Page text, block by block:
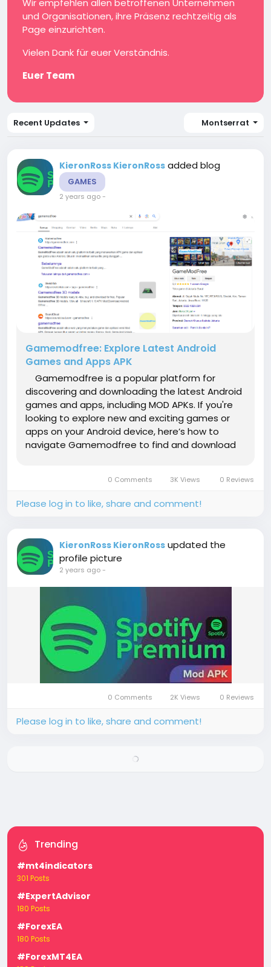
Wir empfehlen allen betroffenen Unternehmen
und Organisationen, ihre Präsenz rechtzeitig als
Page einzurichten.
Vielen Dank für euer Verständnis.
Euer Team
Recent Updates Montserrat
KieronRoss KieronRoss added blog
GAMES
2 years ago-
Gamemodfree: Explore Latest Android
Games and Apps APK
Gamemodfree is a popular platform for
discovering and downloading the latest Android
games and apps, including MOD APKs. If you're
looking to explore new and exciting games or
apps on your Android device, here’s how to
navigate Gamemodfree to find and download
0 Comments 3K Views 0 Reviews
Please log in to like, share and comment!
KieronRoss KieronRoss updated the
profile picture
2 years ago-
0 Comments 2K Views 0 Reviews
Please log in to like, share and comment!
Trending
#mt4indicators
301 Posts
#ExpertAdvisor
180 Posts
#ForexEA
180 Posts
#ForexMT4EA